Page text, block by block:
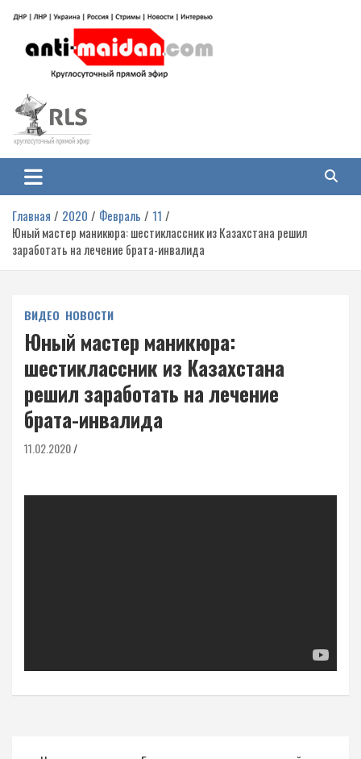
содержимому
Антимайдан: Гражданская война
на Украине
гражданской войне на Украине, включая события в Новороссии, ДНР,
ЛНР и других регионах.
Главная 2020 Февраль
11
Юный мастер маникюра: шестиклассник из Казахстана решил
заработать на лечение брата-инвалида
ВИДЕО НОВОСТИ
Юный мастер маникюра:
шестиклассник из Казахстана
решил заработать на лечение
брата-инвалида
11.02.2020